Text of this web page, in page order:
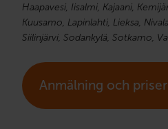
Haapavesi, Iisalmi, Kajaani,
Kuusamo, Lapinlahti, Lieksa,
Siilinjärvi, Sodankylä, Sotkamo,
Anmälning och priser